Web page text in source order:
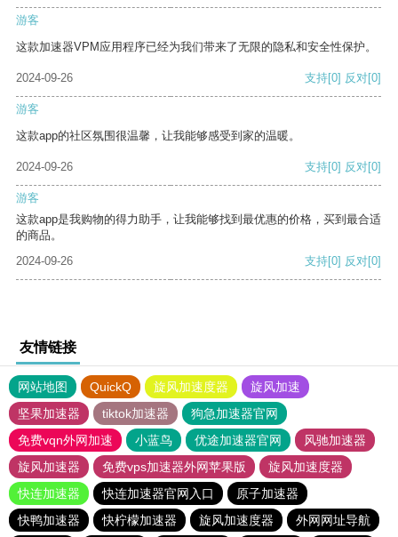
游客
这款加速器VPM应用程序已经为我们带来了无限的隐私和安全性保护。
2024-09-26 支持[0] 反对[0]
游客
这款app的社区氛围很温馨，让我能够感受到家的温暖。
2024-09-26 支持[0] 反对[0]
游客
这款app是我购物的得力助手，让我能够找到最优惠的价格，买到最合适
的商品。
2024-09-26
支持[0] 反对[0]
友情链接
网站地图 QuickQ 旋风加速度器
旋风加速
坚果加速器
tiktok加速器
狗急加速器官网
免费vqn外网加速
小蓝鸟 优途加速器官网
风驰加速器
旋风加速器
免费vps加速器外网苹果版
旋风加速度器
快连加速器
快连加速器官网入口
原子加速器
快鸭加速器
快柠檬加速器 旋风加速度器
外网网址导航